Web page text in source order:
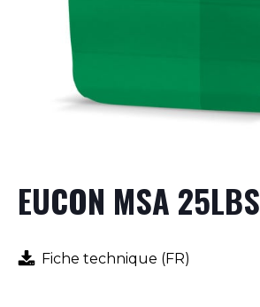
EUCON MSA 25LBS
Fiche technique (FR)